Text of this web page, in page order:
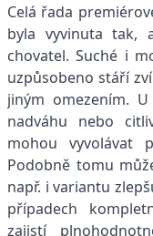
Celá řada
byla vyvinuta tak,
chovatel. Suché i
uzpůsobeno stáří
jiným omezením.
nadváhu nebo
mohou vyvolávat
Podobně tomu
např. i variantu
případech
zajistí